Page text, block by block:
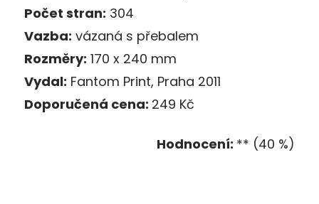
Počet stran: 304
Vazba: vázaná s přebalem
Rozměry: 170 x 240 mm
Vydal: Fantom Print, Praha 2011
Doporučená cena: 249 Kč
Hodnocení: ** (40 %)